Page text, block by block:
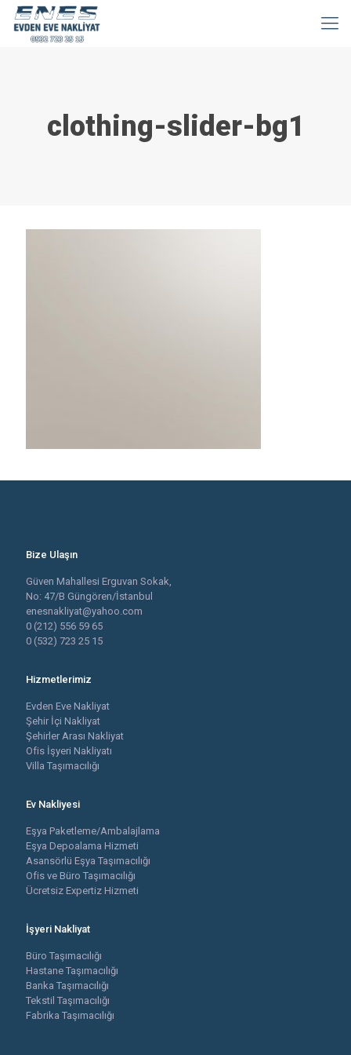
clothing-slider-bg1
Bize Ulaşın
Güven Mahallesi Erguvan Sokak,
No: 47/B Güngören/İstanbul
enesnakliyat@yahoo.com
0 (212) 556 59 65
0 (532) 723 25 15
Hizmetlerimiz
Evden Eve Nakliyat
Şehir İçi Nakliyat
Şehirler Arası Nakliyat
Ofis İşyeri Nakliyatı
Villa Taşımacılığı
Ev Nakliyesi
Eşya Paketleme/Ambalajlama
Eşya Depoalama Hizmeti
Asansörlü Eşya Taşımacılığı
Ofis ve Büro Taşımacılığı
Ücretsiz Expertiz Hizmeti
İşyeri Nakliyat
Büro Taşımacılığı
Hastane Taşımacılığı
Banka Taşımacılığı
Tekstil Taşımacılığı
Fabrika Taşımacılığı